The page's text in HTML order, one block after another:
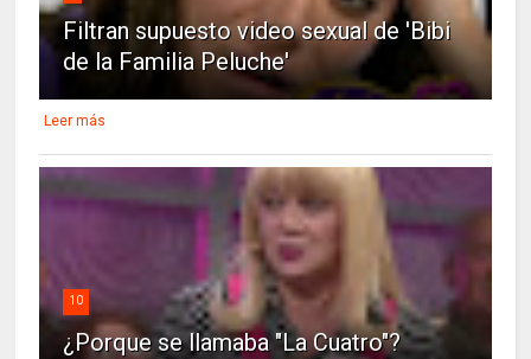
Filtran supuesto video sexual de 'Bibi
de la Familia Peluche'
Leer más
10
¿Porque se llamaba "La Cuatro"?